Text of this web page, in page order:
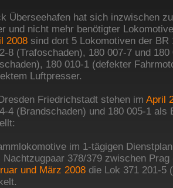
Überseehafen hat sich inzwischen
und nicht mehr benötigter
2008 sind dort 5 Lokomotiven der BR
8 (Trafoschaden), 180 007-7 und 180
180 010-1 (defekter
Luftpresser.
Friedrichstadt stehen im April
4 (Brandschaden) und 180 005-1 als
im 1-tägigen
Nachtzugpaar 378/379 zwischen
und März 2008 die Lok 371 201-5